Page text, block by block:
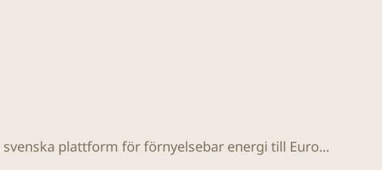
plattform för förnyelsebar energi till Euro...